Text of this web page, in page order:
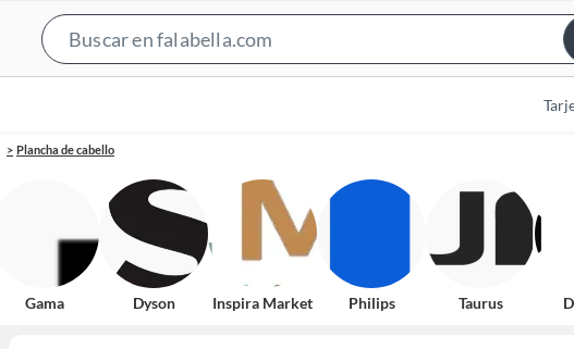
Bar
Plancha de cabello
Gama Dyson Inspira Market Philips Taurus